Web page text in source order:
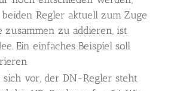
Regler aktuell zum Zuge
zusammen zu addieren, ist
Ein einfaches Beispiel soll
sich vor, der DN-Regler steht